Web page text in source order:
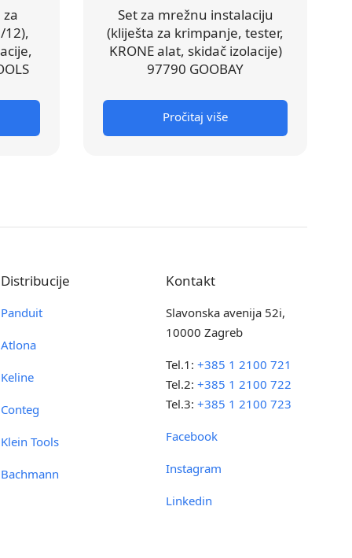
12),
Set za mrežnu instalaciju
(kliješta za krimpanje, tester,
KRONE alat, skidač izolacije)
97790 GOOBAY
Pročitaj više
Distribucije
Panduit
Atlona
Keline
Conteg
Klein Tools
Bachmann
Kontakt
Slavonska avenija 52i,
10000 Zagreb
Tel.1:+385 1 2100 721
Tel.2:+385 1 2100 722
Tel.3:+385 1 2100 723
Facebook
Instagram
Linkedin